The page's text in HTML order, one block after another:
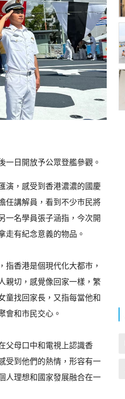
一日開放予公眾登艦參觀。
演，感受到香港濃濃的國慶
任講解員，看到不少巿民將
一名學員張子涵指，今次開
走有紀念意義的物品。
指香港是個現代化大都巿，
親切，感覺像回家一樣，繁
童找回家長，又指每當他和
會和市民交心。
父母口中和電視上認識香
受到他們的熱情，形容有一
人理想和國家發展融合在一